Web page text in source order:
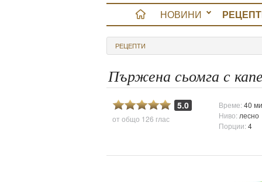
НОВИНИ
РЕЦЕПТИ
Пържена сьомга с
5.0
от общо 126 глас
Време:40
Ниво: лесно
Порции:4